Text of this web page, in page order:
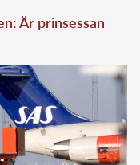
Är prinsessan